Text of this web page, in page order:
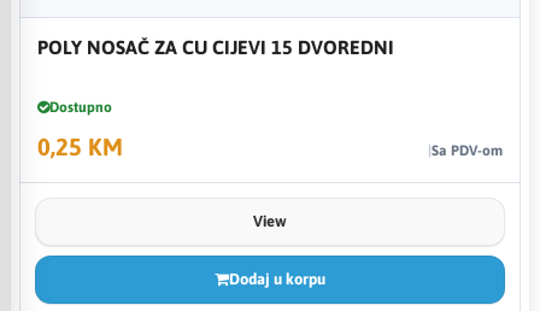
POLY NOSAČ ZA CU CIJEVI 15 DVOREDNI
Dostupno
0,25 KM Sa PDV-om
View
Dodaj u korpu